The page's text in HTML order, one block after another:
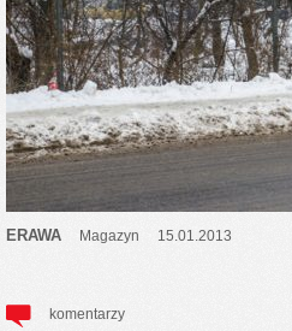
ERAWA Magazyn 15.01.2013
komentarzy